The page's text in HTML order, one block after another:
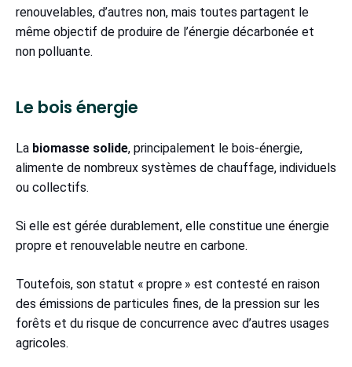
renouvelables, d’autres non, mais toutes partagent le
même objectif de produire de l’énergie décarbonée et
non polluante.
Le bois énergie
La biomasse solide, principalement le bois-énergie,
alimente de nombreux systèmes de chauffage, individuels
ou collectifs.
Si elle est gérée durablement, elle constitue une énergie
propre et renouvelable neutre en carbone.
Toutefois, son statut « propre » est contesté en raison
des émissions de particules fines, de la pression sur les
forêts et du risque de concurrence avec d’autres usages
agricoles.